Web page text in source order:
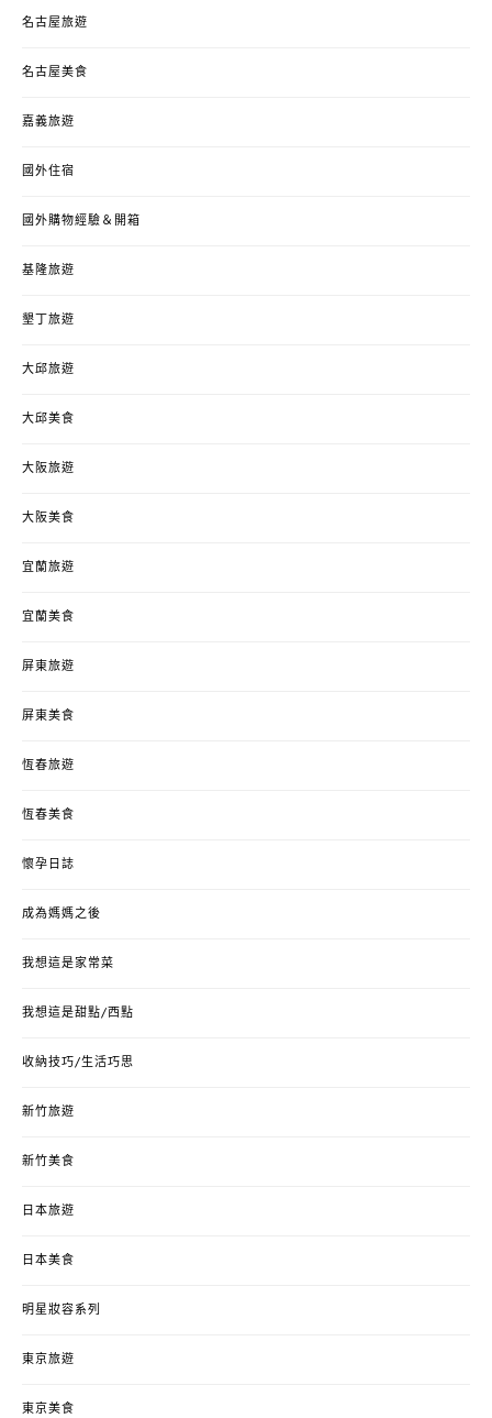
名古屋旅遊
名古屋美食
嘉義旅遊
國外住宿
國外購物經驗＆開箱
基隆旅遊
墾丁旅遊
大邱旅遊
大邱美食
大阪旅遊
大阪美食
宜蘭旅遊
宜蘭美食
屏東旅遊
屏東美食
恆春旅遊
恆春美食
懷孕日誌
成為媽媽之後
我想這是家常菜
我想這是甜點/西點
收納技巧/生活巧思
新竹旅遊
新竹美食
日本旅遊
日本美食
明星妝容系列
東京旅遊
東京美食